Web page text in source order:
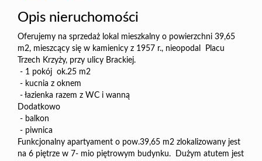
Opis nieruchomości
Oferujemy na sprzedaż lokal mieszkalny o powierzchni 39,65
m2, mieszcący się w kamienicy z 1957 r., nieopodal Placu
Trzech Krzyży, przy ulicy Brackiej.
- 1 pokój ok.25 m2
- kucnia z oknem
- łazienka razem z WC i wanną
Dodatkowo
- balkon
- piwnica
Funkcjonalny apartyament o pow.39,65 m2 zlokalizowany jest
na 6 piętrze w 7- mio piętrowym budynku. Dużym atutem jest